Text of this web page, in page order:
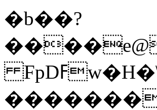
�b��?
FpDߓw�H�\�DΩ'�����{��7